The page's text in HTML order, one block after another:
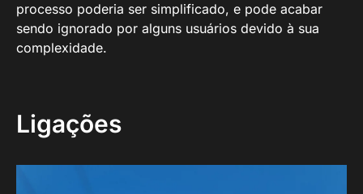
processo poderia ser simplificado, e pode acabar
sendo ignorado por alguns usuários devido à sua
complexidade.
Ligações